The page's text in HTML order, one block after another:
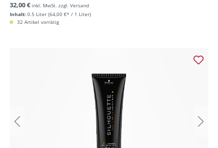
Inhalt: 0.5 Liter (64,00 €* / 1 Liter)
32,00 € inkl. MwSt. zzgl. Versand
32 Artikel vorrätig